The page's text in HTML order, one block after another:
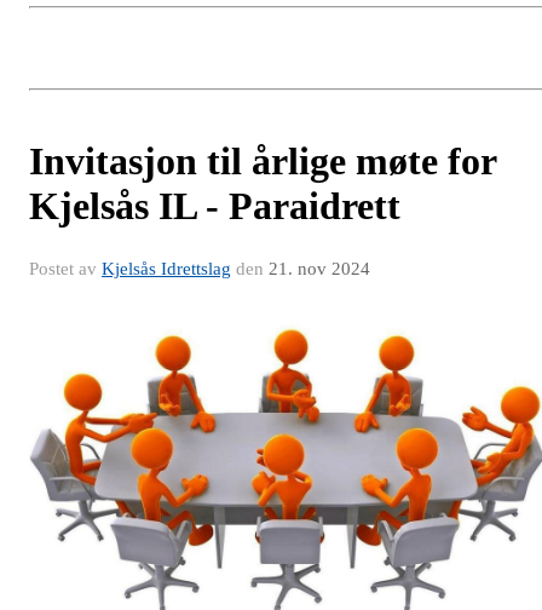
Invitasjon til årlige møte for
Kjelsås IL - Paraidrett
Postet av Kjelsås Idrettslag den 21. nov 2024